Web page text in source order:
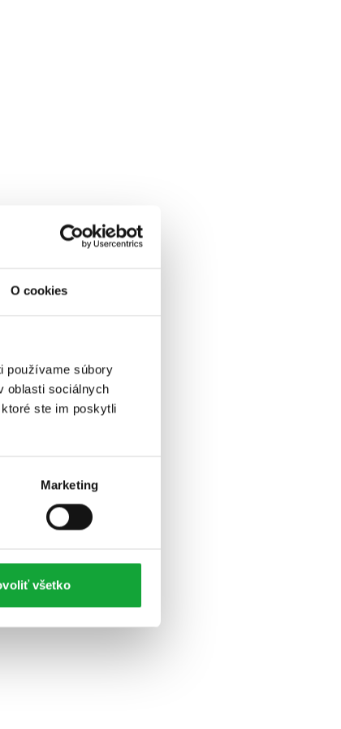
O cookies
používame súbory
oblasti sociálnych
ste im poskytli
Marketing
všetko